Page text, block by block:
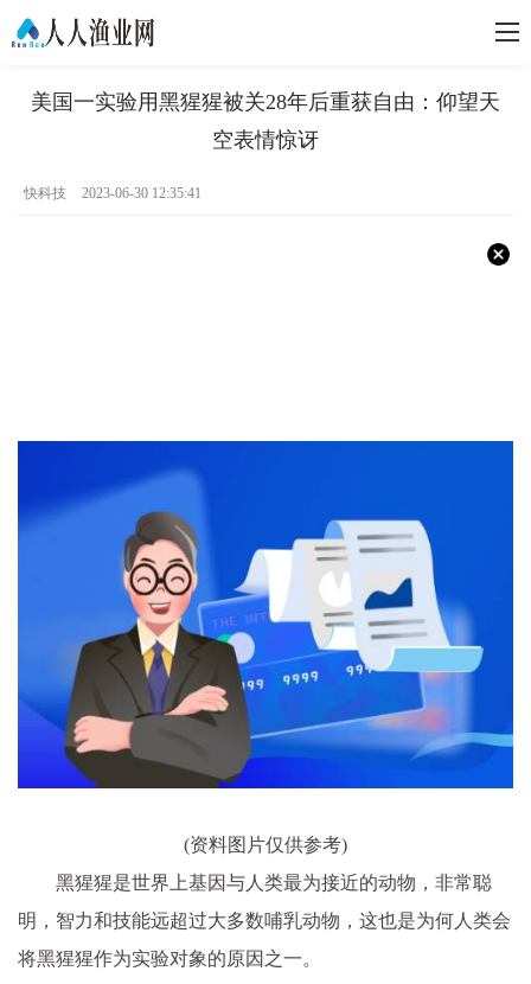
美国一实验用黑猩猩被关28年后重获自由：仰望天
空表情惊讶
快科技 2023-06-30 12:35:41
(资料图片仅供参考)
黑猩猩是世界上基因与人类最为接近的动物，非常聪
明，智力和技能远超过大多数哺乳动物，这也是为何人类会
将黑猩猩作为实验对象的原因之一。